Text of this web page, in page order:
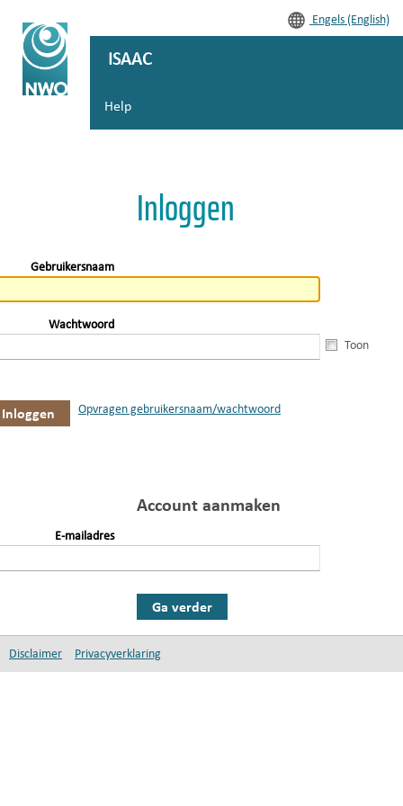
Engels (English)
ISAAC
Help
Inloggen
Gebruikersnaam
Wachtwoord
Toon
Opvragen gebruikersnaam/wachtwoord
Account aanmaken
E-mailadres
Ga verder
Disclaimer Privacyverklaring